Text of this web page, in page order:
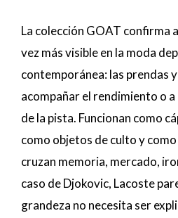
La colección GOAT confirma
vez más visible en la moda
contemporánea: las prendas
acompañar el rendimiento o
de la pista. Funcionan como
como objetos de culto y
cruzan memoria, mercado,
caso de Djokovic, Lacoste
grandeza no necesita ser